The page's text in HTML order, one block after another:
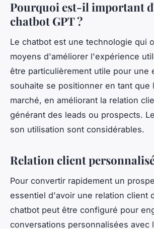
Pourquoi est-il important
chatbot GPT ?
Le chatbot est une technologie qui
moyens d'améliorer l'expérience
être particulièrement utile pour une
souhaite se positionner en tant que
marché, en améliorant la relation
générant des leads ou prospects.
son utilisation sont considérables.
Relation client
Pour convertir rapidement un
essentiel d'avoir une relation client
chatbot peut être configuré pour
conversations personnalisées avec